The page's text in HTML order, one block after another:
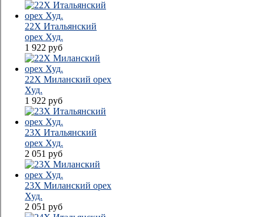
22Х Итальянский
орех Худ.
1 922 руб
22Х Миланский орех
Худ.
1 922 руб
23Х Итальянский
орех Худ.
2 051 руб
23Х Миланский орех
Худ.
2 051 руб